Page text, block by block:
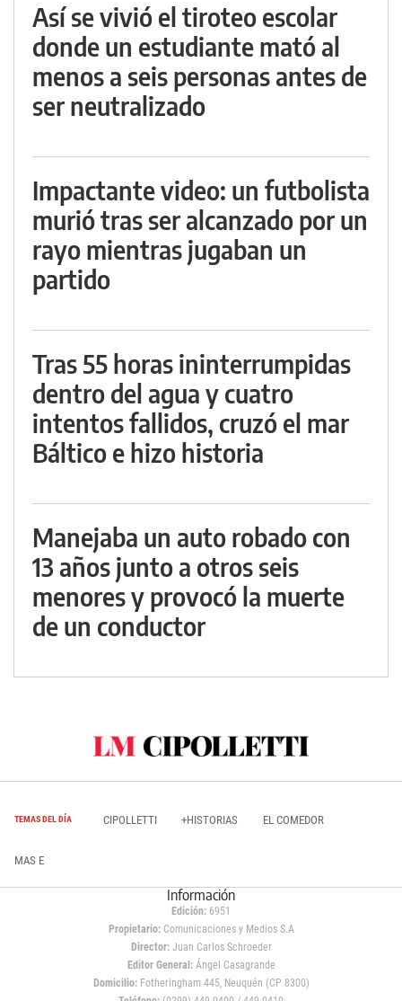
Así se vivió el tiroteo escolar
donde un estudiante mató al
menos a seis personas antes de
ser neutralizado
Impactante video: un futbolista
murió tras ser alcanzado por un
rayo mientras jugaban un
partido
Tras 55 horas ininterrumpidas
dentro del agua y cuatro
intentos fallidos, cruzó el mar
Báltico e hizo historia
Manejaba un auto robado con
13 años junto a otros seis
menores y provocó la muerte
de un conductor
TEMAS DEL DÍA CIPOLLETTI +HISTORIAS EL COMEDOR
MAS E
Información
Edición: 6951
Propietario:Comunicaciones y Medios S.A
Director: Juan Carlos Schroeder
Editor General:Ángel Casagrande
Domicilio:Fotheringham 445, Neuquén (CP 8300)